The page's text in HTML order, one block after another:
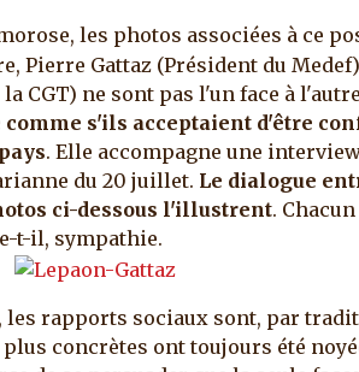
les photos associées à ce
Pierre Gattaz (Président du
CGT) ne sont pas l'un face à
comme s'ils acceptaient d'être
. Elle accompagne une
du 20 juillet. Le dialogue
ci-dessous l'illustrent.
t-il, sympathie.
les rapports sociaux sont, par
concrètes ont toujours été